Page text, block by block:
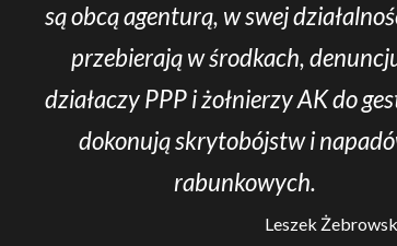
są obcą agenturą, w swej
przebierają w środkach,
działaczy PPP i żołnierzy AK do
dokonują skrytobójstw i
rabunkowych.
Leszek